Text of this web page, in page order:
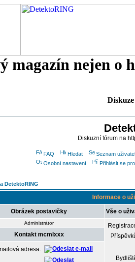
magazín nejen o
Diskuzní fórum na
FAQ Hledat Seznam
Osobní nastavení
Přihlásit se
DetektoRING
Informace o
Obrázek postavičky Vše o
Administrátor
Kontakt mcmlxxx
adresa: